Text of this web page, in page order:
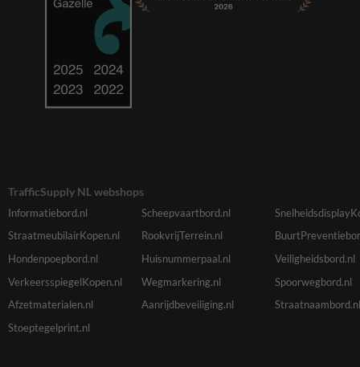
TrafficSupply NL webshops
Informatiebord.nl Scheepvaartbord.nl
StraatmeubilairKopen.nl
RookvrijTerrein.nl
Hondenpoepbord.nl
Huisnummerpaal.nl
Veiligheidsbord.nl
VerkeersspiegelKopen.nl
Wegmarkering.nl
Spoorwegbord.nl
Afzetmaterialen.nl
Aanrijdbeveiliging.nl
Straatnaambord.nl
Stoeptegelprint.nl